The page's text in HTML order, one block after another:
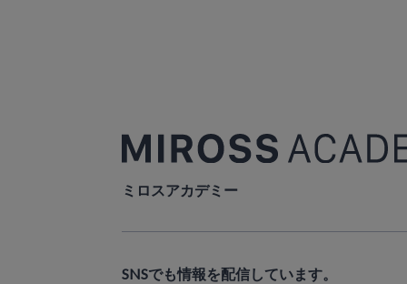
ミロスアカデミー
SNSでも情報を配信しています。